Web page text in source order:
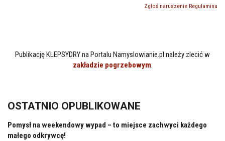
Zgłoś naruszenie Regulaminu
Publikację KLEPSYDRY na Portalu Namyslowianie.pl należy zlecić w
zakładzie pogrzebowym.
OSTATNIO OPUBLIKOWANE
Pomysł na weekendowy wypad – to miejsce zachwyci każdego
małego odkrywcę!